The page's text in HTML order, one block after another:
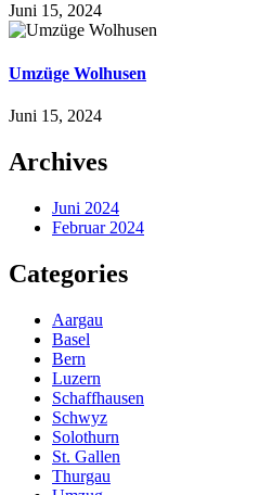
Juni 15, 2024
Umzüge Wolhusen
Juni 15, 2024
Archives
Juni 2024
Februar 2024
Categories
Aargau
Basel
Bern
Luzern
Schaffhausen
Schwyz
Solothurn
St. Gallen
Thurgau